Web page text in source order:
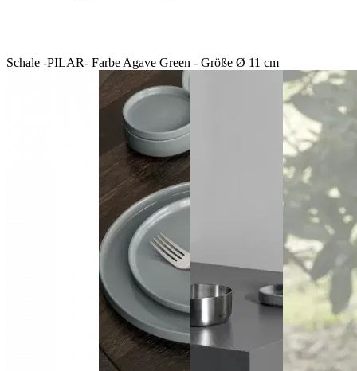
Schale -PILAR- Farbe Agave Green - Größe Ø 11 cm